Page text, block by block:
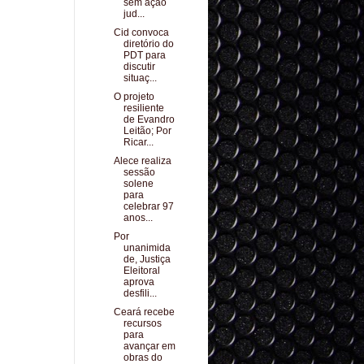
sem ação
jud...
Cid convoca
diretório do
PDT para
discutir
situaç...
O projeto
resiliente
de Evandro
Leitão; Por
Ricar...
Alece realiza
sessão
solene
para
celebrar 97
anos...
Por
unanimida
de, Justiça
Eleitoral
aprova
desfili...
Ceará recebe
recursos
para
avançar em
obras do